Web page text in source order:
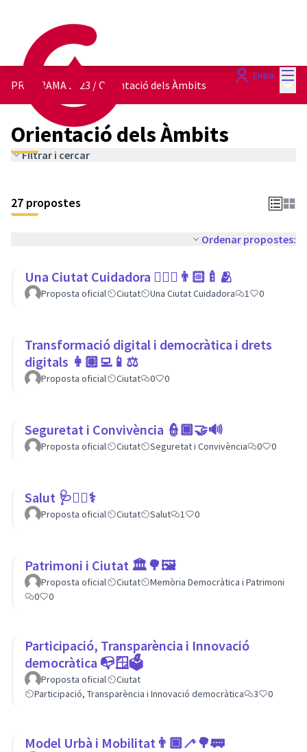
Entra
PROGRAMA 2023 /Orientació dels Àmbits
Orientació dels Àmbits
Filtrar i cercar
27 propostes
Ordenar propostes:
Una Ciutat Cuidadora 💆🏾‍♀️👨🏻‍🍼🫂
Proposta oficial Ciutat Una Ciutat Cuidadora 1 0
Transformació digital i democràtica i drets
digitals 👩🏽‍💻📱⚖
Proposta oficial Ciutat 0 0
Seguretat i Convivència 👮🏿🤝🔊
Proposta oficial Ciutat Seguretat i Convivència 0 0
Salut 🩺👩‍⚕️⚕
Proposta oficial Ciutat Salut 1 0
Patrimoni i Ciutat 🏛🌳🖼
Proposta oficial Ciutat
Memòria Democràtica i Patrimoni
0
0
Participació, Transparència i Innovació
democràtica 📭🪟🗳
Proposta oficial
Ciutat
Participació, Transparència i Innovació democràtica
3 0
Model Urbà i Mobilitat👨🏿‍🦯🌳🚃